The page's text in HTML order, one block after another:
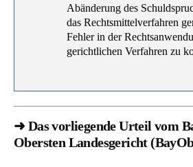
Abänderung des
das Rechtsmittelverfahren
Fehler in der
gerichtlichen Verfahren zu
➜ Das vorliegende Urteil vom
Obersten Landesgericht